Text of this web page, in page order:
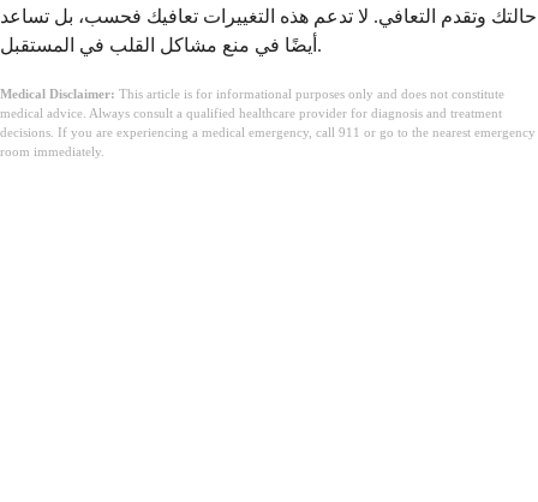
حالتك وتقدم التعافي. لا تدعم هذه التغييرات تعافيك فحسب، بل تساعد
أيضًا في منع مشاكل القلب في المستقبل.
Medical Disclaimer: This article is for informational purposes only and does not constitute
medical advice. Always consult a qualified healthcare provider for diagnosis and treatment
decisions. If you are experiencing a medical emergency, call 911 or go to the nearest emergency
room immediately.